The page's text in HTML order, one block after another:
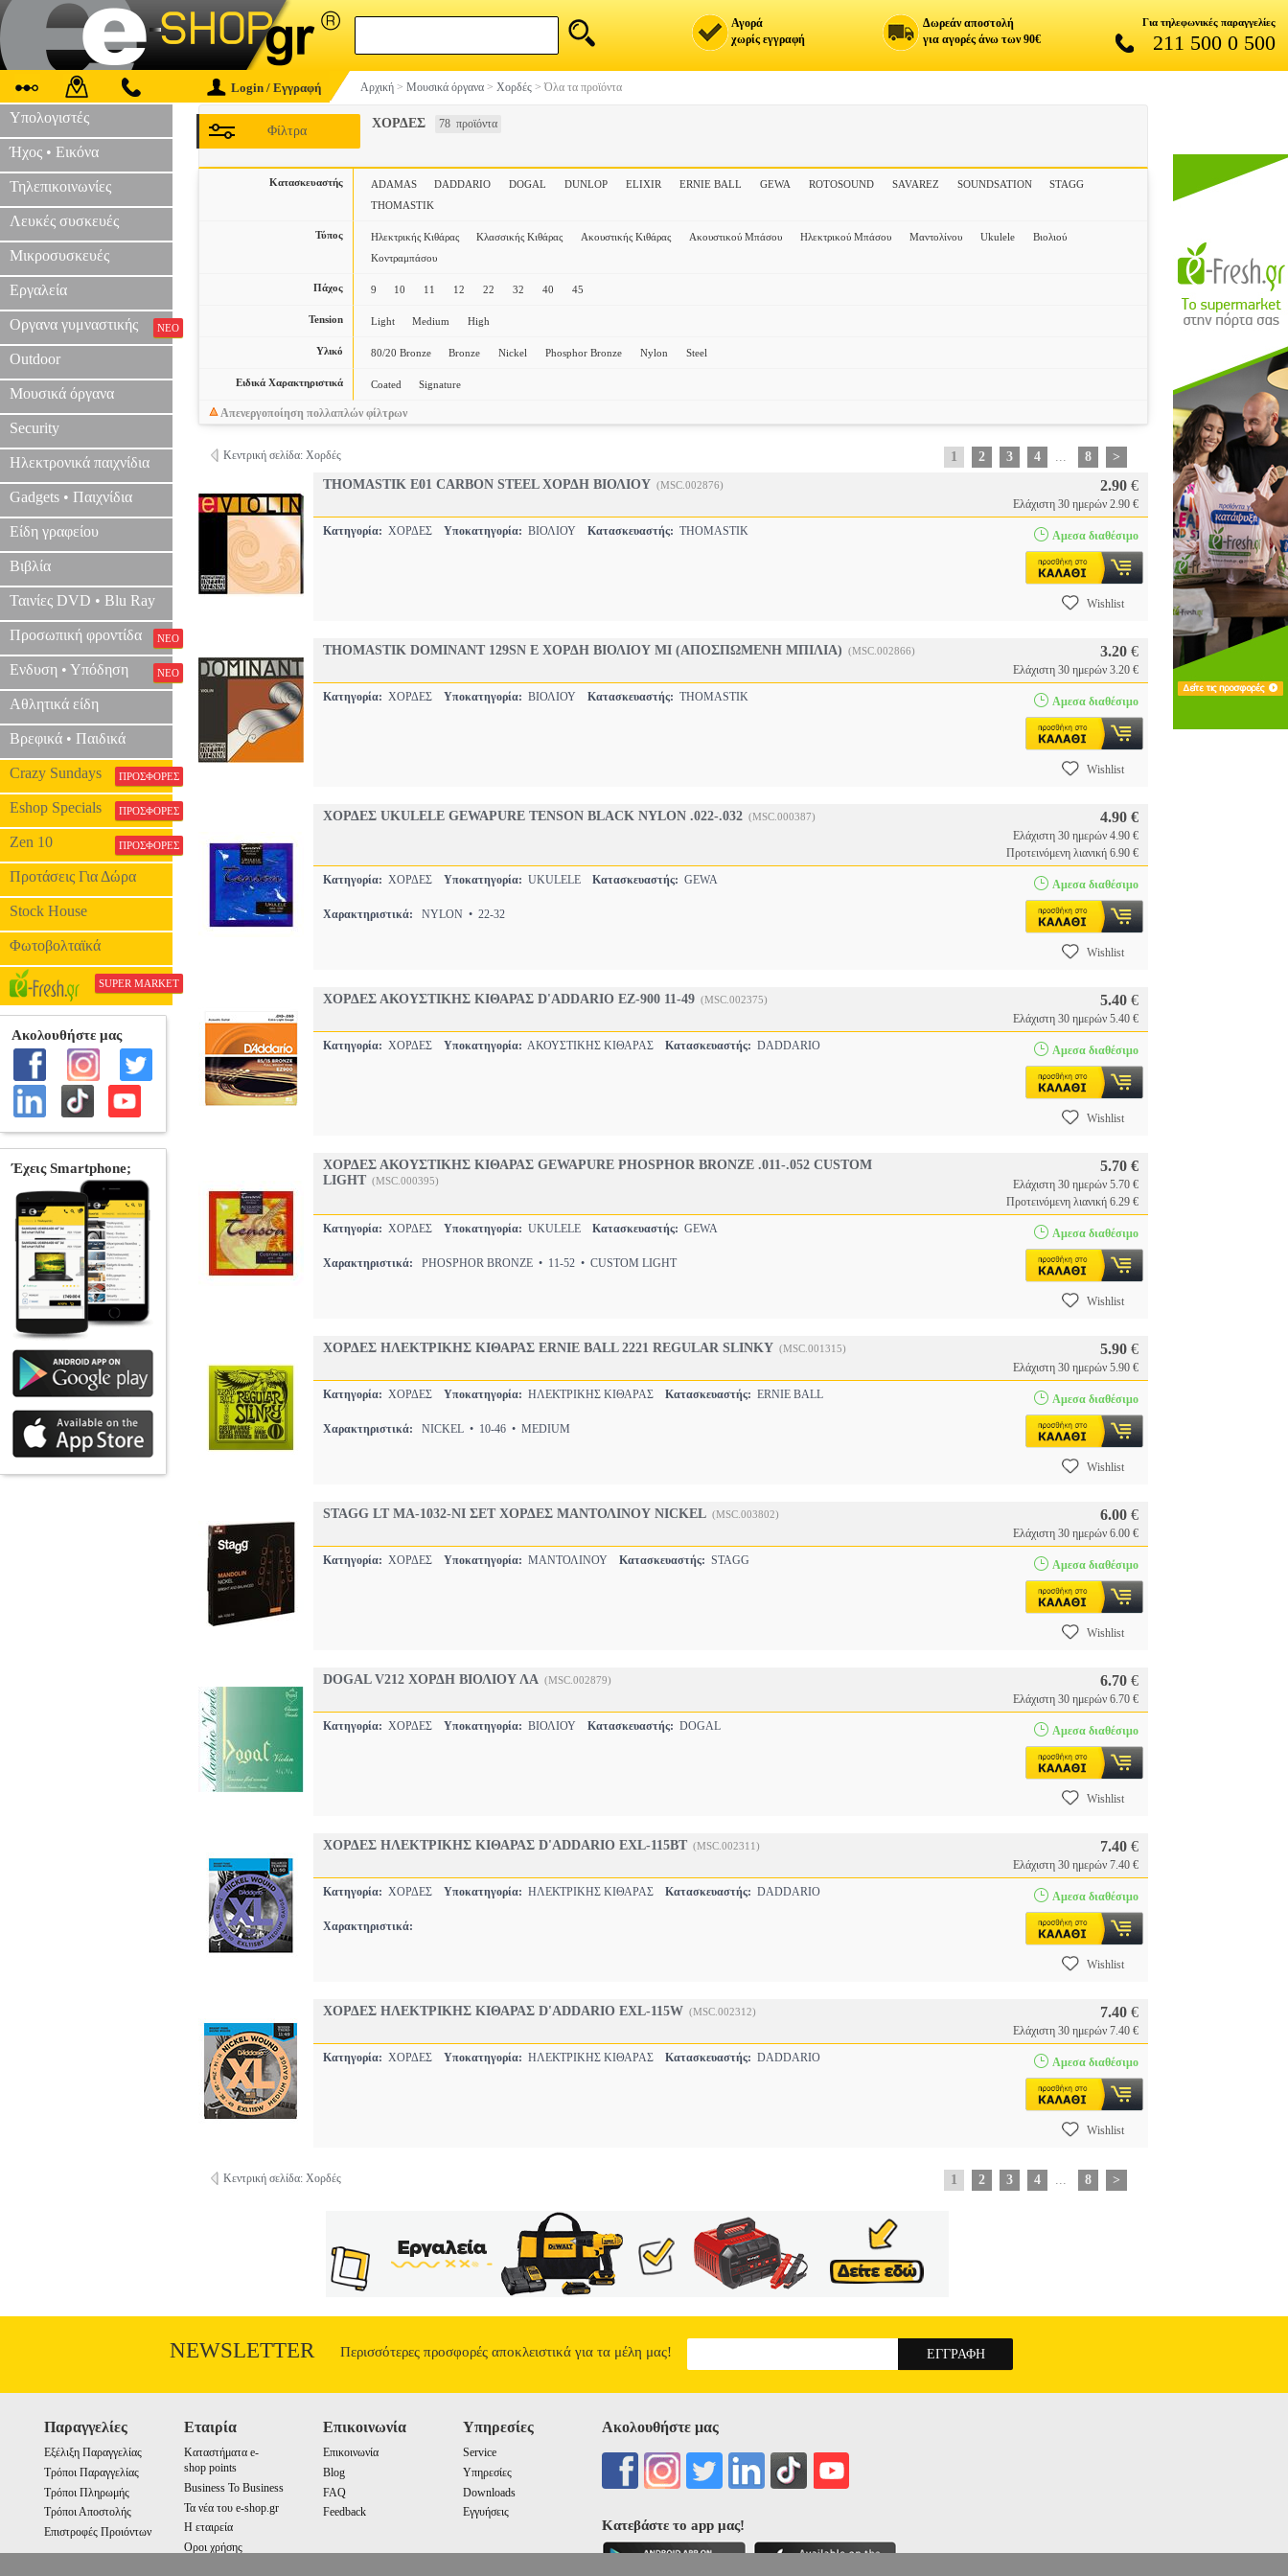
Αγορά
χωρίς εγγραφή
Δωρεάν αποστολή
για αγορές άνω των 90€
Για τηλεφωνικές παραγγελίες
211 500 0 500
Login / Εγγραφή Αρχική > Μουσικά όργανα > Χορδές >Όλα τα προϊόντα
Υπολογιστές
Ήχος • Εικόνα
Τηλεπικοινωνίες
Λευκές συσκευές
Μικροσυσκευές
Εργαλεία
Οργανα γυμναστικής ΝΕΟ
Outdoor
Μουσικά όργανα
Security
Ηλεκτρονικά παιχνίδια
Gadgets • Παιχνίδια
Είδη γραφείου
Βιβλία
Ταινίες DVD • Blu Ray
Προσωπική φροντίδα ΝΕΟ
Ενδυση • Υπόδηση ΝΕΟ
Αθλητικά είδη
Βρεφικά • Παιδικά
Crazy Sundays ΠΡΟΣΦΟΡΕΣ
Eshop Specials ΠΡΟΣΦΟΡΕΣ
Zen 10 ΠΡΟΣΦΟΡΕΣ
Προτάσεις Για Δώρα
Stock House
Φωτοβολταϊκά
SUPER MARKET
ΧΟΡΔΕΣ 78 προϊόντα
Φίλτρα
Κατασκευαστής ADAMAS DADDARIO DOGAL DUNLOP ELIXIR ERNIE BALL GEWA ROTOSOUND SAVAREZ SOUNDSATION
STAGG
THOMASTIK
Τύπος Ηλεκτρικής Κιθάρας Κλασσικής Κιθάρας Ακουστικής Κιθάρας Ακουστικού Μπάσου Ηλεκτρικού Μπάσου Μαντολίνου Ukulele
Βιολιού
Κοντραμπάσου
Πάχος 9 10 11 12 22 32 40 45
Tension Light Medium High
Υλικό 80/20 Bronze Bronze Nickel Phosphor Bronze Nylon Steel
Ειδικά Χαρακτηριστικά Coated Signature
Απενεργοποίηση πολλαπλών φίλτρων
Κεντρική σελίδα: Χορδές 1 2 3 4 ... 8
>
THOMASTIK E01 CARBON STEEL ΧΟΡΔΗ ΒΙΟΛΙΟΥ (MSC.002876) 2.90€
Ελάχιστη 30 ημερών 2.90 €
Κατηγορία: ΧΟΡΔΕΣ Υποκατηγορία: ΒΙΟΛΙΟΥ Κατασκευαστής: THOMASTIK Αμεσα διαθέσιμο
Wishlist
THOMASTIK DOMINANT 129SN E ΧΟΡΔΗ ΒΙΟΛΙΟΥ ΜΙ (ΑΠΟΣΠΩΜΕΝΗ ΜΠΙΛΙΑ) (MSC.002866) 3.20€
Ελάχιστη 30 ημερών 3.20 €
Κατηγορία: ΧΟΡΔΕΣ Υποκατηγορία: ΒΙΟΛΙΟΥ Κατασκευαστής: THOMASTIK Αμεσα διαθέσιμο
Wishlist
ΧΟΡΔΕΣ UKULELE GEWAPURE TENSON BLACK NYLON .022-.032 (MSC.000387) 4.90 €
Ελάχιστη 30 ημερών 4.90 €
Προτεινόμενη λιανική 6.90 €
Κατηγορία: ΧΟΡΔΕΣ Υποκατηγορία: UKULELE Κατασκευαστής: GEWA
Χαρακτηριστικά: NYLON • 22-32
Αμεσα διαθέσιμο
Wishlist
ΧΟΡΔΕΣ ΑΚΟΥΣΤΙΚΗΣ ΚΙΘΑΡΑΣ D'ADDARIO ΕΖ-900 11-49 (MSC.002375) 5.40€
Ελάχιστη 30 ημερών 5.40 €
Κατηγορία: ΧΟΡΔΕΣ Υποκατηγορία: ΑΚΟΥΣΤΙΚΗΣ ΚΙΘΑΡΑΣ Κατασκευαστής: DADDARIO Αμεσα διαθέσιμο
Wishlist
ΧΟΡΔΕΣ ΑΚΟΥΣΤΙΚΗΣ ΚΙΘΑΡΑΣ GEWAPURE PHOSPHOR BRONZE .011-.052 CUSTOM
LIGHT (MSC.000395)
5.70 €
Ελάχιστη 30 ημερών 5.70 €
Προτεινόμενη λιανική 6.29 €
Κατηγορία: ΧΟΡΔΕΣ Υποκατηγορία: UKULELE Κατασκευαστής: GEWA
Χαρακτηριστικά: PHOSPHOR BRONZE • 11-52 • CUSTOM LIGHT
Αμεσα διαθέσιμο
Wishlist
ΧΟΡΔΕΣ ΗΛΕΚΤΡΙΚΗΣ ΚΙΘΑΡΑΣ ERNIE BALL 2221 REGULAR SLINKY (MSC.001315) 5.90€
Ελάχιστη 30 ημερών 5.90 €
Κατηγορία: ΧΟΡΔΕΣ Υποκατηγορία: ΗΛΕΚΤΡΙΚΗΣ ΚΙΘΑΡΑΣ Κατασκευαστής: ERNIE BALL
Χαρακτηριστικά: NICKEL • 10-46 • MEDIUM
Αμεσα διαθέσιμο
Wishlist
STAGG LT MA-1032-NI ΣΕΤ ΧΟΡΔΕΣ ΜΑΝΤΟΛΙΝΟΥ NICKEL (MSC.003802) 6.00€
Ελάχιστη 30 ημερών 6.00 €
Κατηγορία: ΧΟΡΔΕΣ Υποκατηγορία: ΜΑΝΤΟΛΙΝΟΥ Κατασκευαστής: STAGG Αμεσα διαθέσιμο
Wishlist
DOGAL V212 ΧΟΡΔΗ BΙΟΛΙΟΥ ΛΑ (MSC.002879) 6.70€
Ελάχιστη 30 ημερών 6.70 €
Κατηγορία: ΧΟΡΔΕΣ Υποκατηγορία: ΒΙΟΛΙΟΥ Κατασκευαστής: DOGAL Αμεσα διαθέσιμο
Wishlist
ΧΟΡΔΕΣ ΗΛΕΚΤΡΙΚΗΣ ΚΙΘΑΡΑΣ D'ADDARIO EXL-115BT (MSC.002311) 7.40€
Ελάχιστη 30 ημερών 7.40 €
Κατηγορία: ΧΟΡΔΕΣ Υποκατηγορία: ΗΛΕΚΤΡΙΚΗΣ ΚΙΘΑΡΑΣ Κατασκευαστής: DADDARIO
Χαρακτηριστικά:
Αμεσα διαθέσιμο
Wishlist
ΧΟΡΔΕΣ ΗΛΕΚΤΡΙΚΗΣ ΚΙΘΑΡΑΣ D'ADDARIO EXL-115W (MSC.002312) 7.40€
Ελάχιστη 30 ημερών 7.40 €
Κατηγορία: ΧΟΡΔΕΣ Υποκατηγορία: ΗΛΕΚΤΡΙΚΗΣ ΚΙΘΑΡΑΣ Κατασκευαστής: DADDARIO Αμεσα διαθέσιμο
Wishlist
Κεντρική σελίδα: Χορδές 1 2 3 4 ... 8 >
NEWSLETTER Περισσότερες προσφορές αποκλειστικά για τα μέλη μας!
Παραγγελίες
Εξέλιξη Παραγγελίας
Τρόποι Παραγγελίας
Τρόποι Πληρωμής
Τρόποι Αποστολής
Επιστροφές Προιόντων
Εταιρία
Καταστήματα e-
shop points
Business To Business
Τα νέα του e-shop.gr
Η εταιρεία
Οροι χρήσης
Επικοινωνία
Επικοινωνία
Blog
FAQ
Feedback
Υπηρεσίες
Service
Υπηρεσίες
Downloads
Εγγυήσεις
Ακολουθήστε μας
Κατεβάστε το app μας!